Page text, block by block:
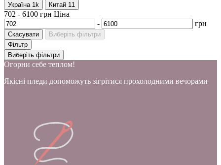
Україна 1k Китай 11
702 - 6100 грн Ціна
-
грн
Скасувати
Виберіть фільтри
Фільтр
Виберіть фільтри
Огорни себе теплом!
Якісні пледи допоможуть зігрітися прохолодними вечорами